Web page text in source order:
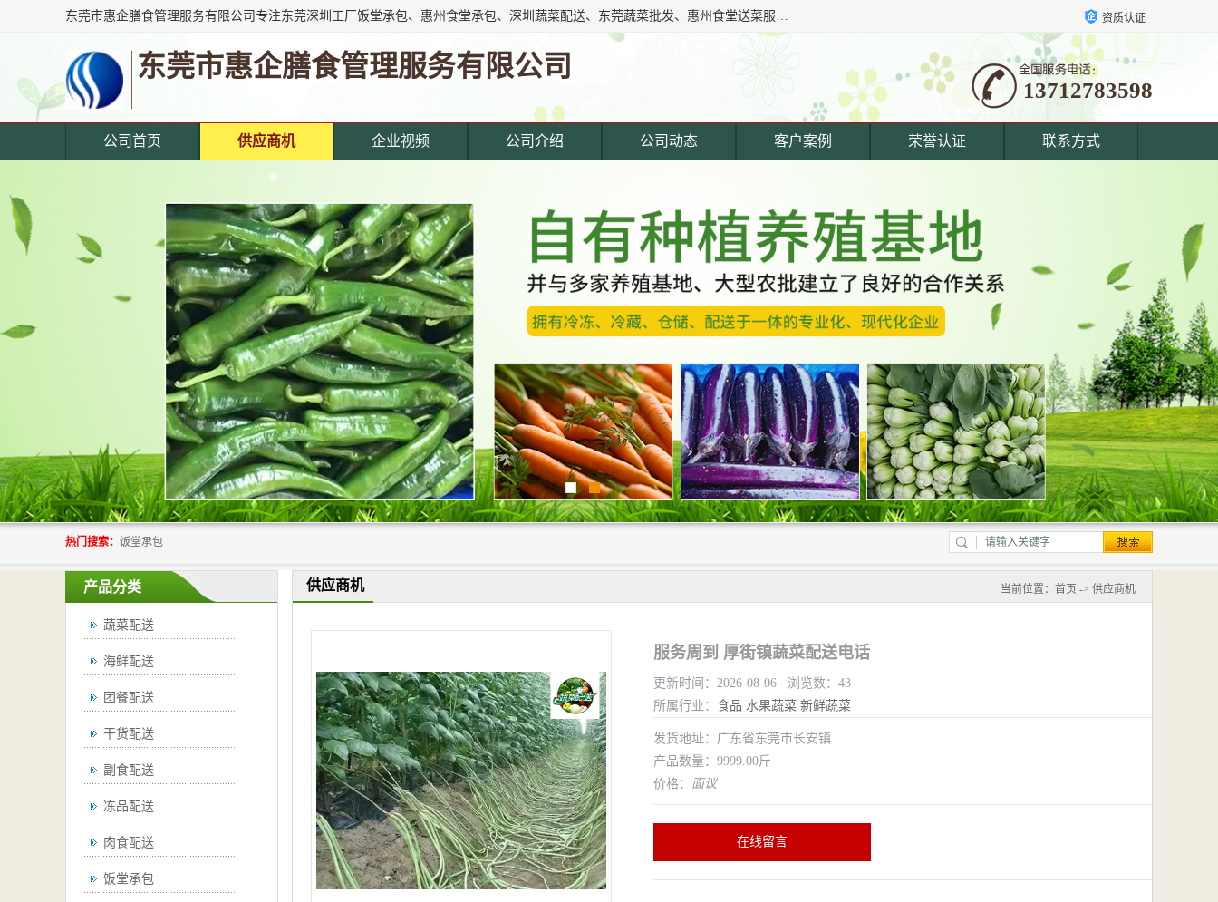
东莞市惠企膳食管理服务有限公司专注东莞深圳工厂饭堂承包、惠州食堂承包、深圳蔬菜配送、东莞蔬菜批发、惠州食堂送菜服务等综合性膳食服务公司。经营范围覆盖东城寮,主营产品: 东莞蔬菜配送公司,深圳饭堂承包公司,惠州饭堂承包公司,东莞饭堂承包公司,深圳蔬菜配送公司,厚街蔬菜配送公司,东莞食堂承包公司,东莞食材. 资质认证
东莞市惠企膳食管理服务有限公司
13712783598
公司首页 供应商机 企业视频 公司介绍 公司动态 客户案例 荣誉认证 联系方式
热门搜索： 饭堂承包
产品分类
蔬菜配送
海鲜配送
团餐配送
干货配送
副食配送
冻品配送
肉食配送
饭堂承包
供应商机 当前位置： 首页 -> 供应商机
服务周到 厚街镇蔬菜配送电话
更新时间：2026-08-06 浏览数：43
所属行业： 食品 水果蔬菜 新鲜蔬菜
发货地址：广东省东莞市长安镇
产品数量：9999.00斤
价格： 面议
在线留言